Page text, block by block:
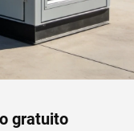
gratuito